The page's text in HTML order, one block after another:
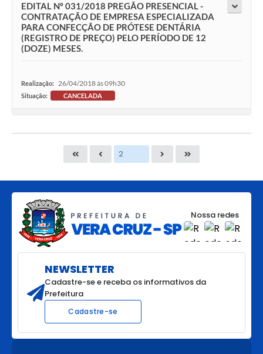
EDITAL Nº 031/2018 PREGÃO PRESENCIAL -
CONTRATAÇÃO DE EMPRESA ESPECIALIZADA
PARA CONFECÇÃO DE PRÓTESE DENTÁRIA
(REGISTRO DE PREÇO) PELO PERÍODO DE 12
(DOZE) MESES.
Realização: 26/04/2018 às 09h30
Situação: CANCELADA
Nossa redes
NEWSLETTER
Cadastre-se e receba os informativos da
Prefeitura
Cadastre-se